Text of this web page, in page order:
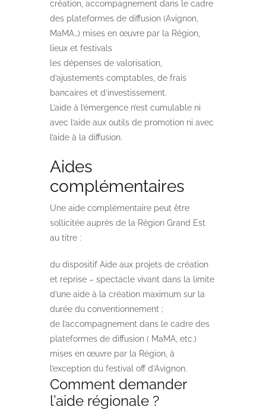
création, accompagnement dans le cadre
des plateformes de diffusion (Avignon,
MaMA…) mises en œuvre par la Région,
lieux et festivals
les dépenses de valorisation,
d’ajustements comptables, de frais
bancaires et d’investissement.
L’aide à l’émergence n’est cumulable ni
avec l’aide aux outils de promotion ni avec
l’aide à la diffusion.
Aides
complémentaires
Une aide complémentaire peut être
sollicitée auprès de la Région Grand Est
au titre :
du dispositif Aide aux projets de création
et reprise – spectacle vivant dans la limite
d’une aide à la création maximum sur la
durée du conventionnement ;
de l’accompagnement dans le cadre des
plateformes de diffusion ( MaMA, etc.)
mises en œuvre par la Région, à
l’exception du festival off d’Avignon.
Comment demander
l’aide régionale ?